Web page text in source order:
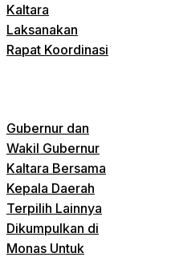
Kaltara
Laksanakan
Rapat Koordinasi
Gubernur dan
Wakil Gubernur
Kaltara Bersama
Kepala Daerah
Terpilih Lainnya
Dikumpulkan di
Monas Untuk